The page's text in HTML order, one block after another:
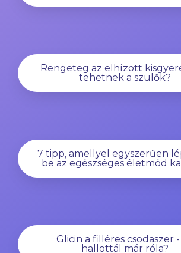
Rengeteg az elhízott
tehetnek a szülők?
7 tipp, amellyel egyszerűen
be az egészséges életmód
Glicin a filléres csodaszer -
hallottál már róla?